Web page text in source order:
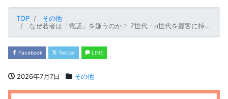
TOP
その他
なぜ若者は「電話」を嫌うのか？ Z世代・α世代を顧客に持つ企業が今すぐ導入すべき「電話からSMS・チャットへのスムーズな誘導（IVR連携）」
Facebook Twitter LINE
2026年7月7日 その他